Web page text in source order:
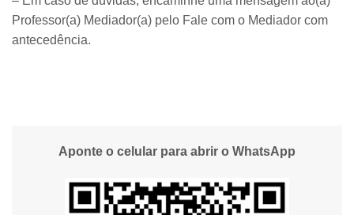
Professor(a) Mediador(a) pelo Fale com o Mediador com
antecedência.
Aponte o celular para abrir o WhatsApp